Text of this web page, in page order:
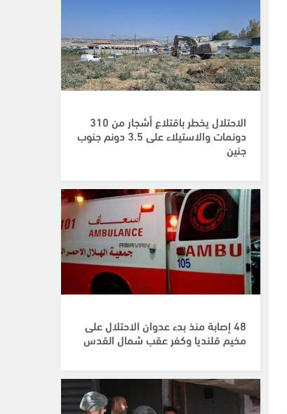
الاحتلال يخطر باقتلاع أشجار من 310
دونمات والاستيلاء على 3.5 دونم جنوب
جنين
48 إصابة منذ بدء عدوان الاحتلال على
مخيم قلنديا وكفر عقب شمال القدس